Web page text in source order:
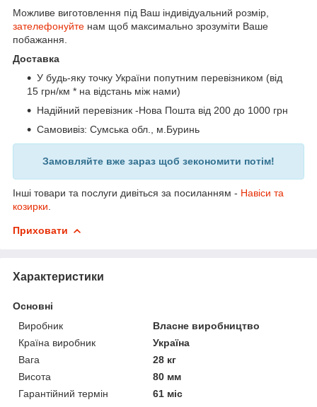
Можливе виготовлення під Ваш індивідуальний розмір,
зателефонуйте нам щоб максимально зрозуміти Ваше
побажання.
Доставка
У будь-яку точку України попутним перевізником (від
15 грн/км * на відстань між нами)
Надійний перевізник -Нова Пошта від 200 до 1000 грн
Самовивіз: Сумська обл., м.Буринь
Замовляйте вже зараз щоб зекономити потім!
Інші товари та послуги дивіться за посиланням - Навіси та
козирки
Приховати
Характеристики
Основні
Виробник
Власне виробництво
Країна виробник
Україна
Вага
28 кг
Висота
80 мм
Гарантійний термін
61 міс